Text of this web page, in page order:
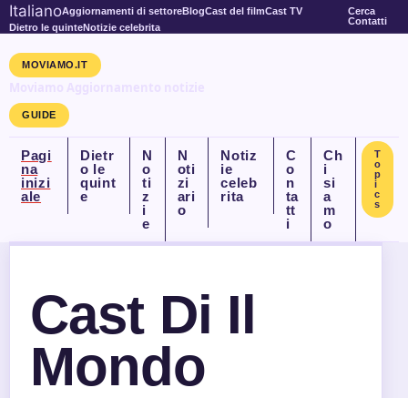
ItalianoAggiornamenti di settoreBlogCast del filmCast TV
Dietro le quinteNotizie celebrita
Cerca
Contatti
MOVIAMO.IT
Moviamo Aggiornamento notizie
GUIDE
Pagi
na
inizi
ale
Dietr
o le
quint
e
N
o
ti
z
i
e
N
oti
zi
ari
o
Notiz
ie
celeb
rita
C
o
n
ta
tt
i
Ch
i
si
a
m
o
T
o
p
i
c
s
Cast Di Il
Mondo